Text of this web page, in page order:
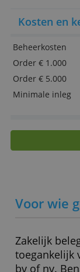
0,30%
Bijzondere
Volledig
Keuze
>
Kosten en
Order € 1.000
Order € 5.000
deze
die u